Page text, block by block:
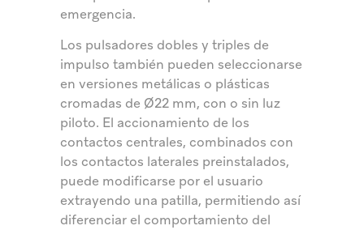
emergencia.
Los pulsadores dobles y triples de
impulso también pueden seleccionarse
en versiones metálicas o plásticas
cromadas de Ø22 mm, con o sin luz
piloto. El accionamiento de los
contactos centrales, combinados con
los contactos laterales preinstalados,
puede modificarse por el usuario
extrayendo una patilla, permitiendo así
diferenciar el comportamiento del